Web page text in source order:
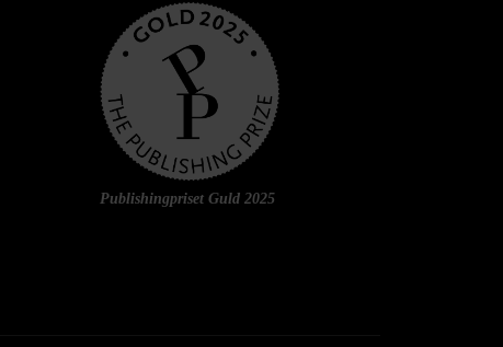
Publishingpriset Guld 2025